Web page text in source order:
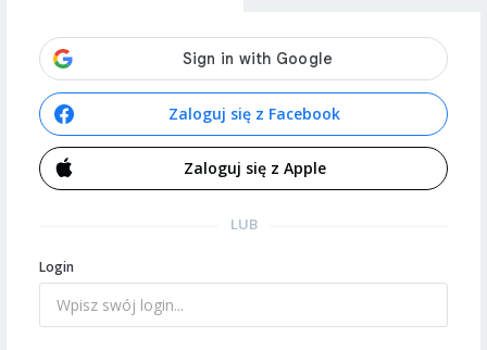
Zaloguj się z Facebook
Zaloguj się z Apple
LUB
Login